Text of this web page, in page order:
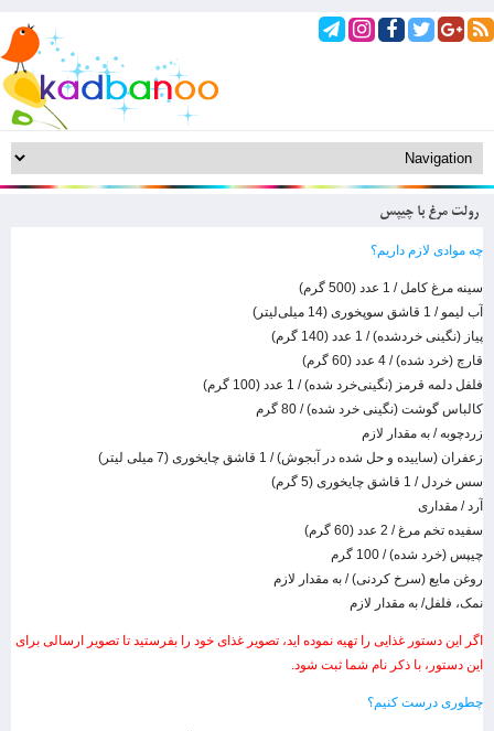
رولت مرغ با چیپس
چه موادی لازم داریم؟
سینه مرغ کامل / 1 عدد (500 گرم)
آب لیمو / 1 قاشق سوپخوری (14 میلی‌لیتر)
پیاز (نگینی خردشده) / 1 عدد (140 گرم)
قارچ (خرد شده) / 4 عدد (60 گرم)
فلفل دلمه قرمز (نگینی‌خرد شده) / 1 عدد (100 گرم)
کالباس گوشت (نگینی خرد شده) / 80 گرم
زردچوبه / به مقدار لازم
زعفران (ساییده و حل شده در آبجوش) / 1 قاشق چایخوری (7 میلی لیتر)
سس خردل / 1 قاشق چایخوری (5 گرم)
آرد / مقداری
سفیده تخم مرغ / 2 عدد (60 گرم)
چیپس (خرد شده) / 100 گرم
روغن مایع (سرخ کردنی) / به مقدار لازم
نمک‌، فلفل/ به مقدار لازم
اگر این دستور غذایی را تهیه نموده اید، تصویر غذای خود را بفرستید تا تصویر ارسالی برای
این دستور، با ذکر نام شما ثبت شود.
چطوری درست کنیم؟